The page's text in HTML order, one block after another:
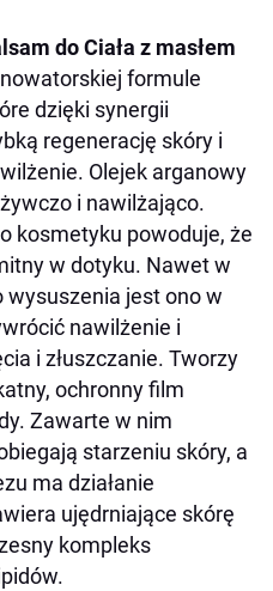
do Ciała z masłem
formule
dzięki synergii
regenerację skóry i
Olejek arganowy
i nawilżająco.
kosmetyku powoduje, że
w dotyku. Nawet w
jest ono w
nawilżenie i
i złuszczanie. Tworzy
ochronny film
Zawarte w nim
starzeniu skóry, a
ma działanie
ujędrniające skórę
kompleks